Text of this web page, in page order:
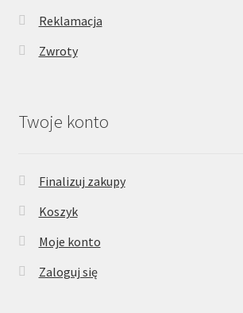
Reklamacja
Zwroty
Twoje konto
Finalizuj zakupy
Koszyk
Moje konto
Zaloguj się